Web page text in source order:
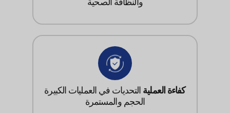
كفاءة العملية التحديات في العمليات الكبيرة
الحجم والمستمرة